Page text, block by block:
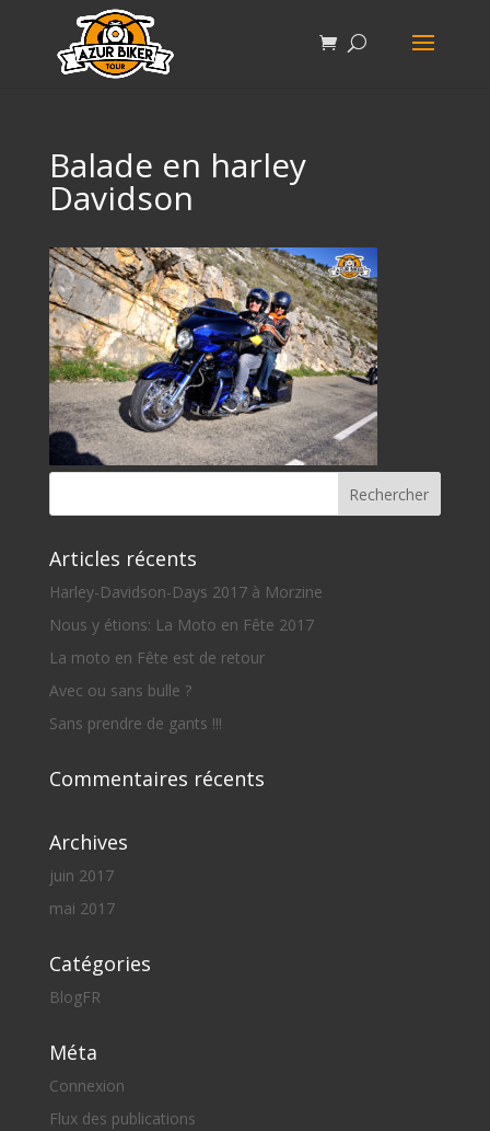
Balade en harley
Davidson
Articles récents
Harley-Davidson-Days 2017 à Morzine
Nous y étions: La Moto en Fête 2017
La moto en Fête est de retour
Avec ou sans bulle ?
Sans prendre de gants !!!
Commentaires récents
Archives
juin 2017
mai 2017
Catégories
BlogFR
Méta
Connexion
Flux des publications